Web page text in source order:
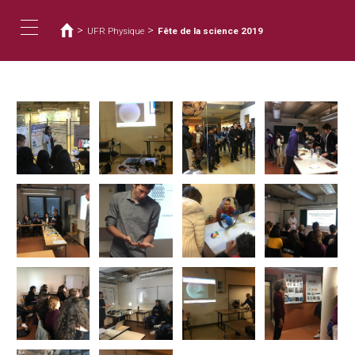
容
navigation
在
這
裡
> UFR Physique > Fête de la science 2019